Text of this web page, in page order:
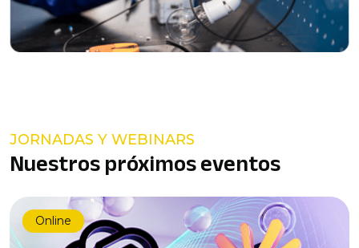
JORNADAS Y WEBINARS
Nuestros próximos eventos
Online